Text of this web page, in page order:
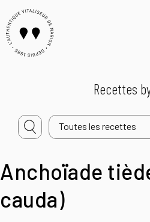
Recettes
Toutes les recettes
Anchoïade
cauda)